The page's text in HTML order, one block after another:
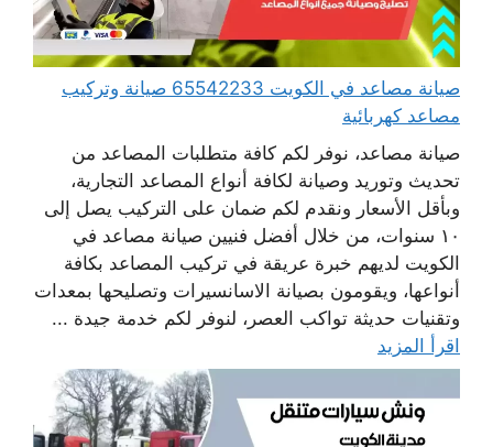
صيانة مصاعد في الكويت 65542233 صيانة وتركيب
مصاعد كهربائية
صيانة مصاعد، نوفر لكم كافة متطلبات المصاعد من
تحديث وتوريد وصيانة لكافة أنواع المصاعد التجارية،
وبأقل الأسعار ونقدم لكم ضمان على التركيب يصل إلى
١٠ سنوات، من خلال أفضل فنيين صيانة مصاعد في
الكويت لديهم خبرة عريقة في تركيب المصاعد بكافة
أنواعها، ويقومون بصيانة الاسانسيرات وتصليحها بمعدات
وتقنيات حديثة تواكب العصر، لنوفر لكم خدمة جيدة ...
اقرأ المزيد